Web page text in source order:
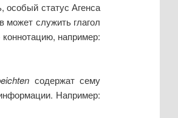
особый статус Агенса
может служить глагол
например:
содержат сему
Например: